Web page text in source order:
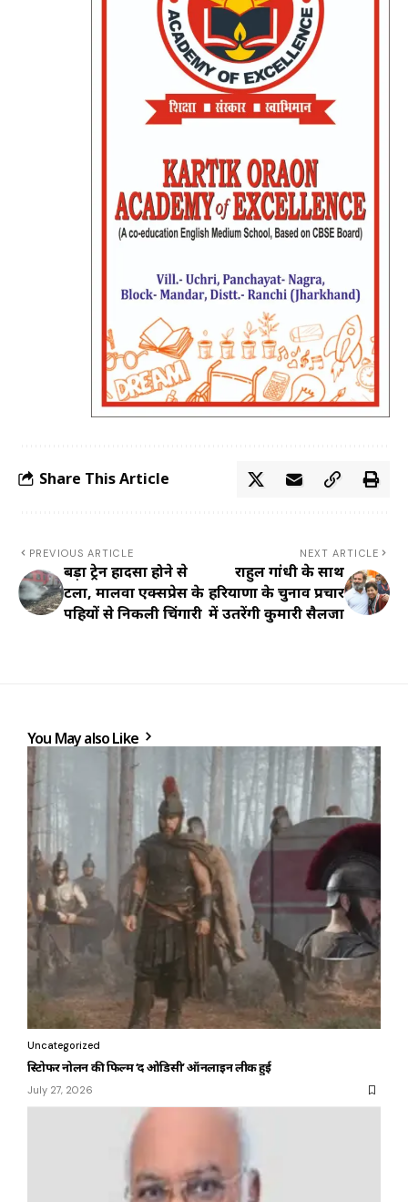
Share This Article
PREVIOUS ARTICLE
बड़ा ट्रेन हादसा होने से
टला, मालवा एक्सप्रेस के
पहियों से निकली चिंगारी
NEXT ARTICLE
राहुल गांधी के साथ
हरियाणा के चुनाव प्रचार
में उतरेंगी कुमारी सैलजा
You May also Like
Uncategorized
क्रिस्टोफर नोलन की फिल्म ‘द ओडिसी’ ऑनलाइन लीक हुई
July 27, 2026